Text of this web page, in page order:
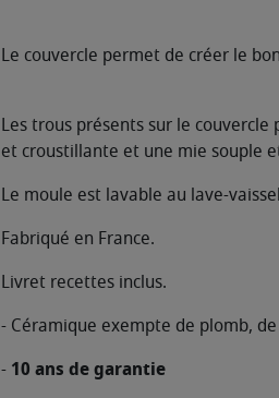
Le couvercle permet de créer le
Les trous présents sur le
et croustillante et une mie souple
Le moule est lavable au lave-
Fabriqué en France.
Livret recettes inclus.
- Céramique exempte de plomb,
- 10 ans de garantie